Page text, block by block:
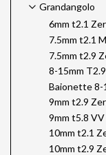
Grandangolo
6mm t2.1
7.5mm t2.1
7.5mm t2.9
8-15mm
Baionette 8-
9mm t2.9
9mm t5.8 VV
10mm t2.1
10mm t2.9